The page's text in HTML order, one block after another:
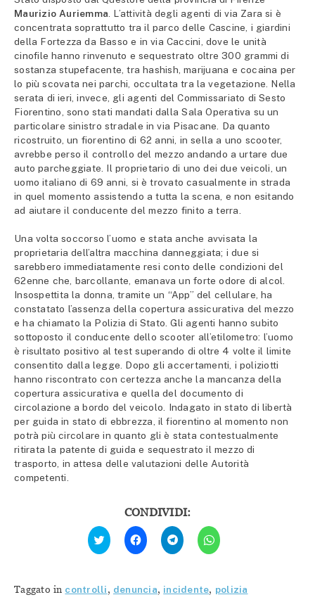
Maurizio Auriemma. L’attività degli agenti di via Zara si è
concentrata soprattutto tra il parco delle Cascine, i giardini
della Fortezza da Basso e in via Caccini, dove le unità
cinofile hanno rinvenuto e sequestrato oltre 300 grammi di
sostanza stupefacente, tra hashish, marijuana e cocaina per
lo più scovata nei parchi, occultata tra la vegetazione. Nella
serata di ieri, invece, gli agenti del Commissariato di Sesto
Fiorentino, sono stati mandati dalla Sala Operativa su un
particolare sinistro stradale in via Pisacane. Da quanto
ricostruito, un fiorentino di 62 anni, in sella a uno scooter,
avrebbe perso il controllo del mezzo andando a urtare due
auto parcheggiate. Il proprietario di uno dei due veicoli, un
uomo italiano di 69 anni, si è trovato casualmente in strada
in quel momento assistendo a tutta la scena, e non esitando
ad aiutare il conducente del mezzo finito a terra.
Una volta soccorso l’uomo e stata anche avvisata la
proprietaria dell’altra macchina danneggiata; i due si
sarebbero immediatamente resi conto delle condizioni del
62enne che, barcollante, emanava un forte odore di alcol.
Insospettita la donna, tramite un “App” del cellulare, ha
constatato l’assenza della copertura assicurativa del mezzo
e ha chiamato la Polizia di Stato. Gli agenti hanno subito
sottoposto il conducente dello scooter all’etilometro: l’uomo
è risultato positivo al test superando di oltre 4 volte il limite
consentito dalla legge. Dopo gli accertamenti, i poliziotti
hanno riscontrato con certezza anche la mancanza della
copertura assicurativa e quella del documento di
circolazione a bordo del veicolo. Indagato in stato di libertà
per guida in stato di ebbrezza, il fiorentino al momento non
potrà più circolare in quanto gli è stata contestualmente
ritirata la patente di guida e sequestrato il mezzo di
trasporto, in attesa delle valutazioni delle Autorità
competenti.
CONDIVIDI:
Fai
clic
qui
Twitter
(Si
Fai
clic
per
condividere
(Si
apre
Fai
clic
per
condividere
(Si
apre
Fai
clic
per
(Si
apre
Taggato in controlli, denuncia, incidente, polizia